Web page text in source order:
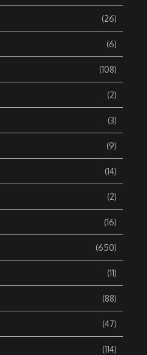
(26)
(6)
(108)
(2)
(3)
(9)
(14)
(2)
(16)
(650)
(11)
(88)
(47)
(114)